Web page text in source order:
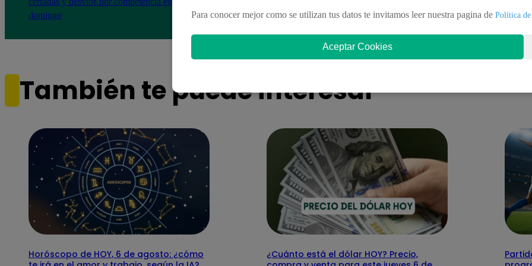
domingo
Sedapal
También te puede interesar
Horóscopo de HOY, 6 de agosto: ¿cómo
¿Cuánto está el dólar HOY? Precio,
Para conocer mejor como se utilizan tus datos te invitamos leer nuestra pagina de Política
Aceptar Cookies